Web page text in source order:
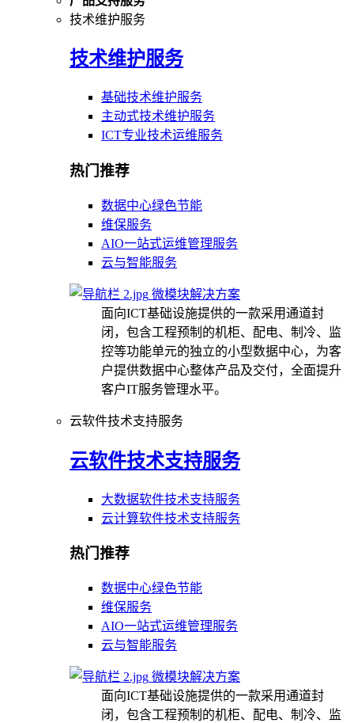
技术维护服务
技术维护服务
基础技术维护服务
主动式技术维护服务
ICT专业技术运维服务
热门推荐
数据中心绿色节能
维保服务
AIO一站式运维管理服务
云与智能服务
微模块解决方案
面向ICT基础设施提供的一款采用通道封
闭，包含工程预制的机柜、配电、制冷、监
控等功能单元的独立的小型数据中心，为客
户提供数据中心整体产品及交付，全面提升
客户IT服务管理水平。
云软件技术支持服务
云软件技术支持服务
大数据软件技术支持服务
云计算软件技术支持服务
热门推荐
数据中心绿色节能
维保服务
AIO一站式运维管理服务
云与智能服务
微模块解决方案
面向ICT基础设施提供的一款采用通道封
闭，包含工程预制的机柜、配电、制冷、监